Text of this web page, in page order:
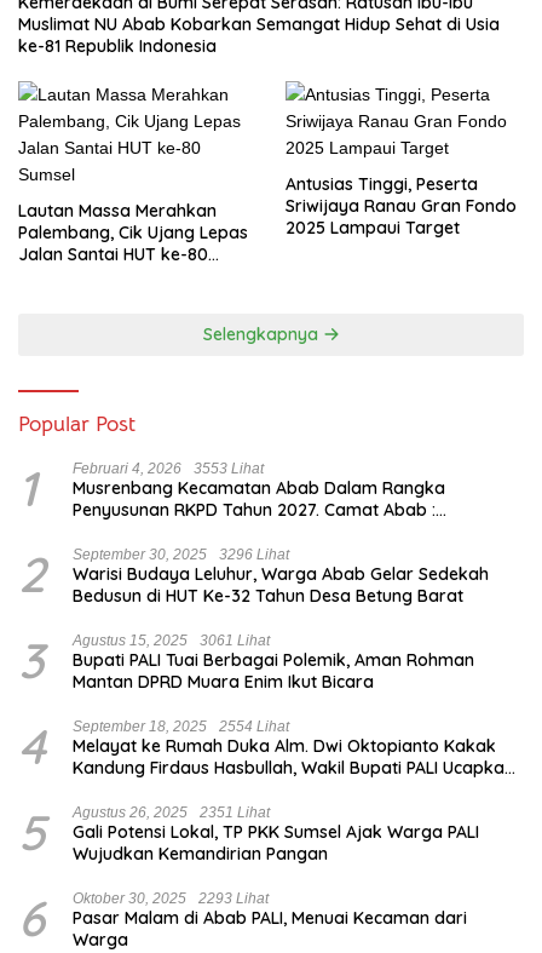
Muslimat NU Abab Kobarkan Semangat Hidup Sehat di Usia
ke-81 Republik Indonesia
Lautan Massa Merahkan
Palembang, Cik Ujang Lepas
Jalan Santai HUT ke-80
Antusias Tinggi, Peserta
Sriwijaya Ranau Gran Fondo
2025 Lampaui Target
Selengkapnya
Popular Post
1 Februari 4, 2026 3553 Lihat
Musrenbang Kecamatan Abab Dalam Rangka
Penyusunan RKPD Tahun 2027. Camat Abab :
2 September 30, 2025 3296 Lihat
Warisi Budaya Leluhur, Warga Abab Gelar Sedekah
Bedusun di HUT Ke-32 Tahun Desa Betung Barat
3 Agustus 15, 2025 3061 Lihat
Bupati PALI Tuai Berbagai Polemik, Aman Rohman
Mantan DPRD Muara Enim Ikut Bicara
4 September 18, 2025 2554 Lihat
Melayat ke Rumah Duka Alm. Dwi Oktopianto Kakak
Kandung Firdaus Hasbullah, Wakil Bupati PALI Ucapkan
5 Agustus 26, 2025 2351 Lihat
Gali Potensi Lokal, TP PKK Sumsel Ajak Warga PALI
Wujudkan Kemandirian Pangan
6 Oktober 30, 2025 2293 Lihat
Pasar Malam di Abab PALI, Menuai Kecaman dari
Warga